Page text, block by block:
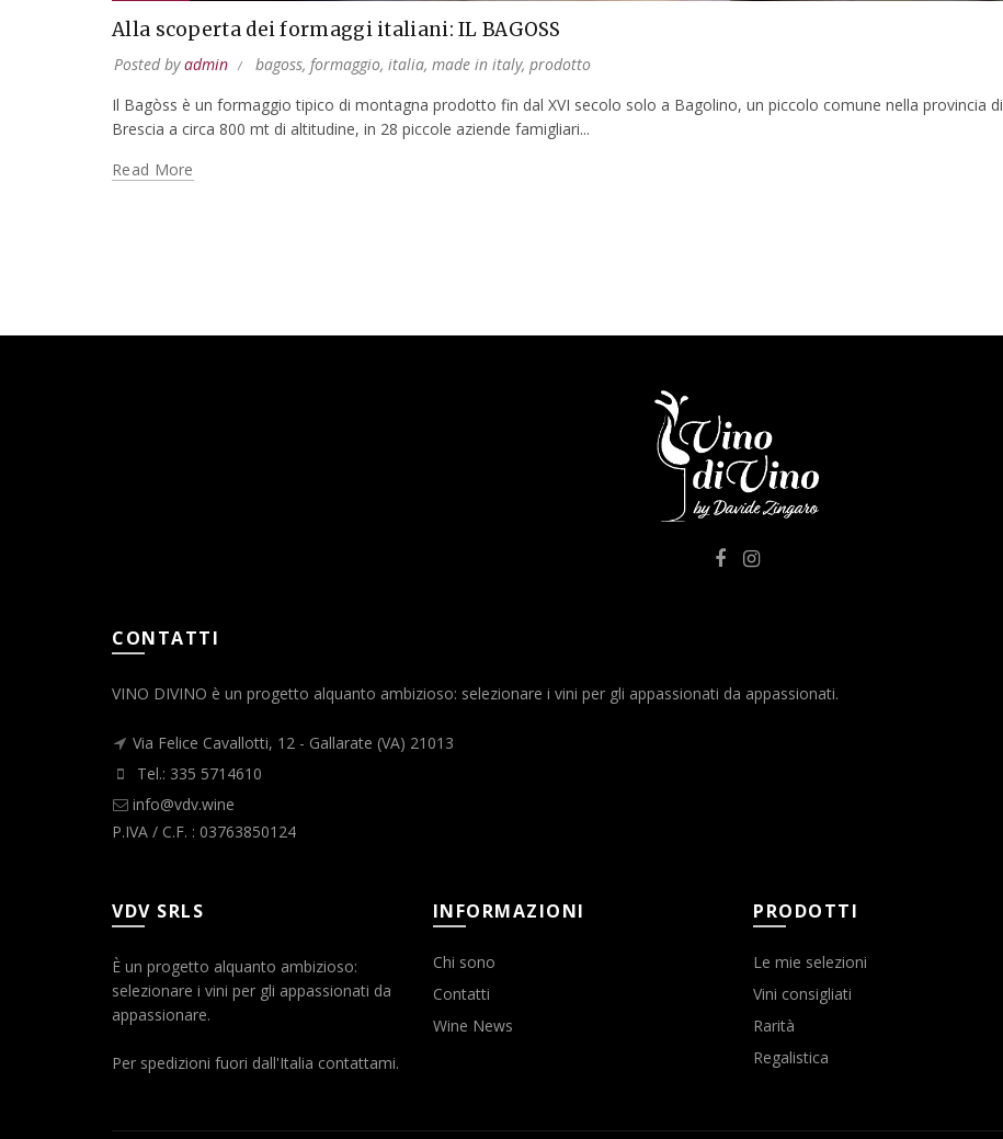
Alla scoperta dei formaggi italiani: IL BAGOSS
Posted byadmin bagoss, formaggio, italia, made in italy, prodotto
Il Bagòss è un formaggio tipico di montagna prodotto fin dal XVI secolo solo a Bagolino, un piccolo comune nella provincia di
Brescia a circa 800 mt di altitudine, in 28 piccole aziende famigliari...
Read More
CONTATTI
VINO DIVINO è un progetto alquanto ambizioso: selezionare i vini per gli appassionati da appassionati.
Via Felice Cavallotti, 12 - Gallarate (VA) 21013
Tel.: 335 5714610
info@vdv.wine
P.IVA / C.F. : 03763850124
VDV SRLS
È un progetto alquanto ambizioso:
selezionare i vini per gli appassionati da
appassionare.
Per spedizioni fuori dall'Italia contattami.
INFORMAZIONI
Chi sono
Contatti
Wine News
PRODOTTI
Le mie selezioni
Vini consigliati
Rarità
Regalistica